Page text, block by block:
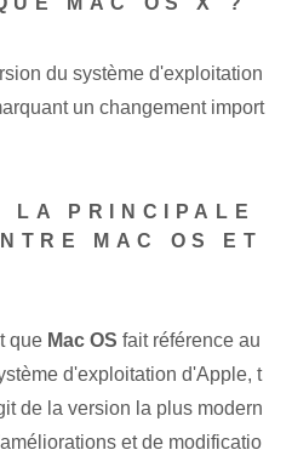
du système d'exploitation
un changement import
LA PRINCIPALE
MAC OS ET
que Mac OS fait référence au
d'exploitation d'Apple, t
de la version la plus modern
et de modificatio